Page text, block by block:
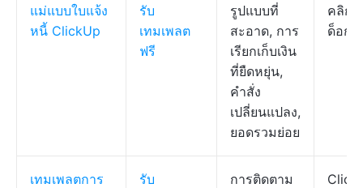
แม่แบบใบแจ้ง
หนี้ ClickUp
รับ
เทมเพลต
ฟรี
รูปแบบที่
สะอาด, การ
เรียกเก็บเงิน
ที่ยืดหยุ่น,
คำสั่ง
เปลี่ยนแปลง,
ยอดรวมย่อย
คลิก
ด็อก
เทมเพลตการ
รับ
การติดตาม